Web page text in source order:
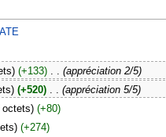
(+133)
(appréciation 2/5)
(+520)
(appréciation 5/5)
octets) (+80)
(+274)